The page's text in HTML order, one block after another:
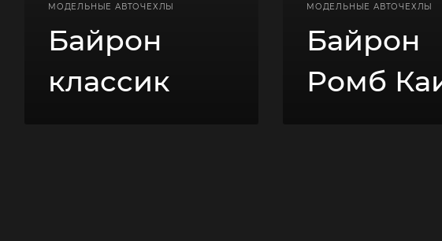
МОДЕЛЬНЫЕ АВТОЧЕХЛЫ
Байрон
классик
МОДЕЛЬНЫЕ АВТОЧЕХЛЫ
Байрон
Ромб